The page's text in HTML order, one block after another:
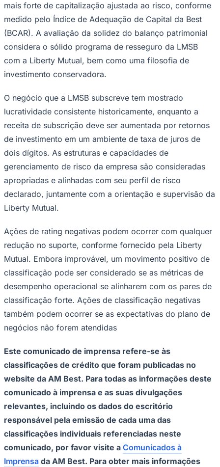
Juventude
Ceará
mais forte de capitalização ajustada ao risco, conforme
medido pelo Índice de Adequação de Capital da Best
(BCAR). A avaliação da solidez do balanço patrimonial
considera o sólido programa de resseguro da LMSB
com a Liberty Mutual, bem como uma filosofia de
investimento conservadora.
O negócio que a LMSB subscreve tem mostrado
lucratividade consistente historicamente, enquanto a
receita de subscrição deve ser aumentada por retornos
de investimento em um ambiente de taxa de juros de
dois dígitos. As estruturas e capacidades de
gerenciamento de risco da empresa são consideradas
apropriadas e alinhadas com seu perfil de risco
declarado, juntamente com a orientação e supervisão da
Liberty Mutual.
Ações de rating negativas podem ocorrer com qualquer
redução no suporte, conforme fornecido pela Liberty
Mutual. Embora improvável, um movimento positivo de
classificação pode ser considerado se as métricas de
desempenho operacional se alinharem com os pares de
classificação forte. Ações de classificação negativas
também podem ocorrer se as expectativas do plano de
negócios não forem atendidas
Este comunicado de imprensa refere-se às
classificações de crédito que foram publicadas no
website da AM Best. Para todas as informações deste
comunicado à imprensa e as suas divulgações
relevantes, incluindo os dados do escritório
responsável pela emissão de cada uma das
classificações individuais referenciadas neste
comunicado, por favor visite a Comunicados à
Imprensa da AM Best. Para obter mais informações